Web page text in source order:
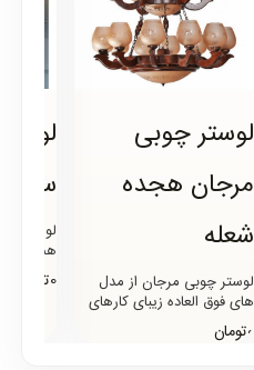
لوستر چوبی
مرجان هجده
شعله
لوستر چوبی مرجان از مدل
های فوق العاده زیبای کارهای
چوبی لوستر سنتر است که از
تنوع بی نظیری در سایزب..0تومان
سوزان 21
همواره
مناسب و
های0تومان